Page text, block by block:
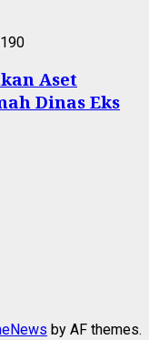
Aset
Dinas Eks
by AF themes.